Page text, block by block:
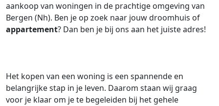
aankoop van woningen in de prachtige omgeving van
Bergen (Nh). Ben je op zoek naar jouw droomhuis of
appartement? Dan ben je bij ons aan het juiste adres!
Het kopen van een woning is een spannende en
belangrijke stap in je leven. Daarom staan wij graag
voor je klaar om je te begeleiden bij het gehele